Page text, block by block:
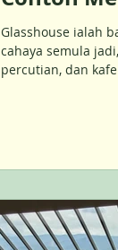
Glasshouse ialah
cahaya semula
percutian, dan